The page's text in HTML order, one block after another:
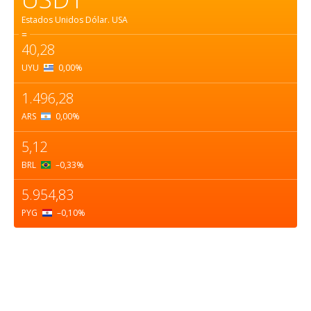
Estados Unidos Dólar. USA
=
40,28
UYU 0,00%
1.496,28
ARS 0,00%
5,12
BRL –0,33%
5.954,83
PYG –0,10%